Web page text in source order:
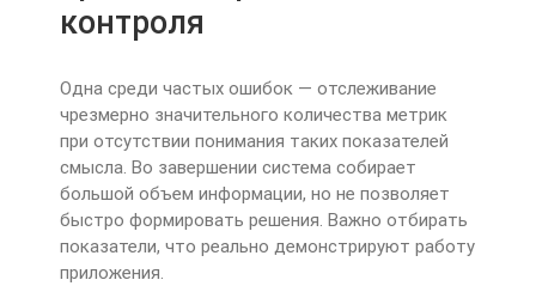
контроля
Одна среди частых ошибок — отслеживание
чрезмерно значительного количества метрик
при отсутствии понимания таких показателей
смысла. Во завершении система собирает
большой объем информации, но не позволяет
быстро формировать решения. Важно отбирать
показатели, что реально демонстрируют работу
приложения.